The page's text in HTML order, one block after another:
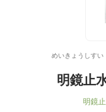
めいきょうしす
明鏡止
明鏡